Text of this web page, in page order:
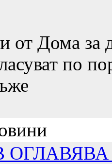
от Дома за
по